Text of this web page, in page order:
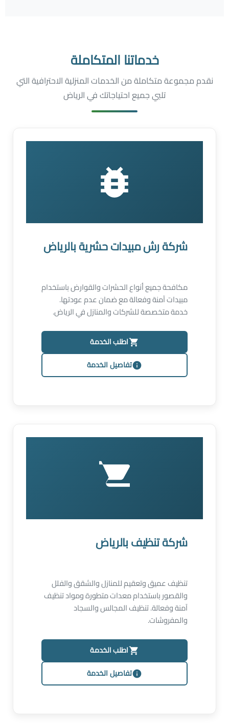
خدماتنا المتكاملة
نقدم مجموعة متكاملة من الخدمات المنزلية الاحترافية التي
تلبي جميع احتياجاتك في الرياض
شركة رش مبيدات حشرية بالرياض
مكافحة جميع أنواع الحشرات والقوارض باستخدام
مبيدات آمنة وفعالة مع ضمان عدم عودتها.
خدمة متخصصة للشركات والمنازل في الرياض.
اطلب الخدمة
تفاصيل الخدمة
شركة تنظيف بالرياض
تنظيف عميق وتعقيم للمنازل والشقق والفلل
والقصور باستخدام معدات متطورة ومواد تنظيف
آمنة وفعالة. تنظيف المجالس والسجاد
والمفروشات.
اطلب الخدمة
تفاصيل الخدمة